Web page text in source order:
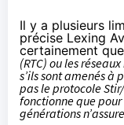
Il y a plusieurs
précise Lexing
certainement
(RTC) ou les
s’ils sont amenés
pas le protocole
fonctionne que pour
générations